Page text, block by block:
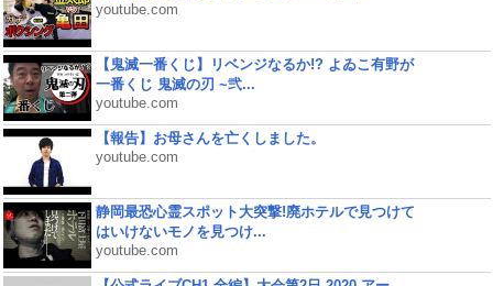
youtube.com
【鬼滅一番くじ】リベンジなるか!? よゐこ有野が
一番くじ 鬼滅の刃 ~弐...
youtube.com
【報告】お母さんを亡くしました。
youtube.com
静岡最恐心霊スポット大突撃!廃ホテルで見つけて
はいけないモノを見つけ...
youtube.com